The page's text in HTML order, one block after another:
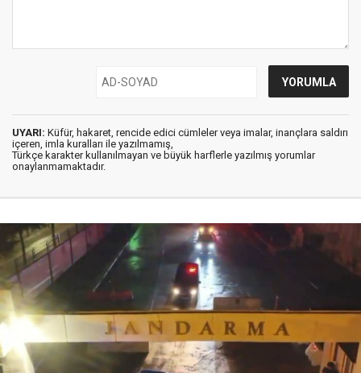
UYARI: Küfür, hakaret, rencide edici cümleler veya imalar, inançlara saldırı
içeren, imla kuralları ile yazılmamış,
Türkçe karakter kullanılmayan ve büyük harflerle yazılmış yorumlar
onaylanmamaktadır.